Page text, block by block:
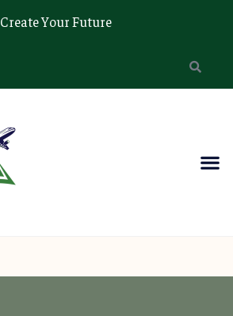
Create Your Future